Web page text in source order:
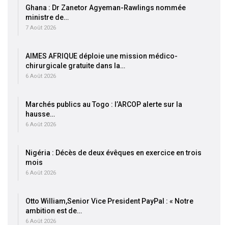
Ghana : Dr Zanetor Agyeman-Rawlings nommée
ministre de…
7 Août 2026
AIMES AFRIQUE déploie une mission médico-
chirurgicale gratuite dans la…
6 Août 2026
Marchés publics au Togo : l’ARCOP alerte sur la
hausse…
6 Août 2026
Nigéria : Décès de deux évêques en exercice en trois
mois
6 Août 2026
Otto William,Senior Vice President PayPal : « Notre
ambition est de…
6 Août 2026